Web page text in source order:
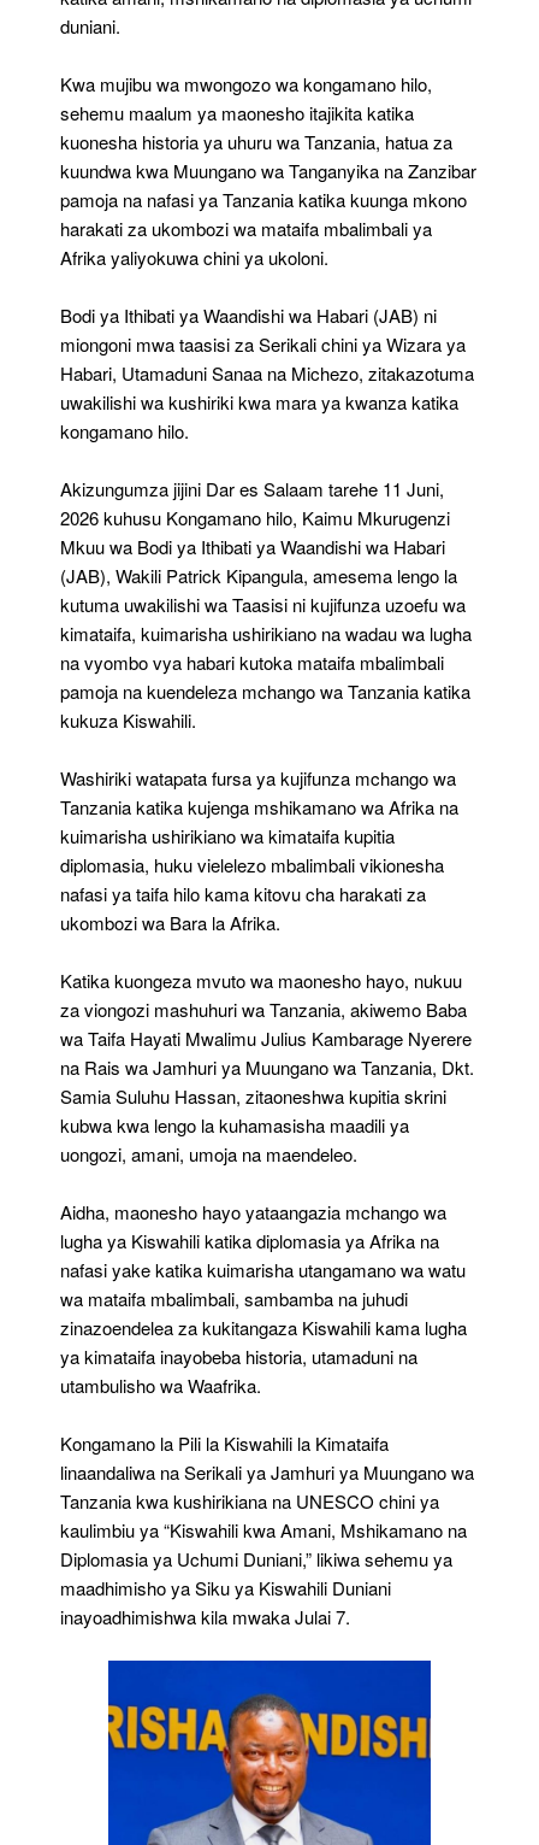
duniani.
Kwa mujibu wa mwongozo wa kongamano hilo,
sehemu maalum ya maonesho itajikita katika
kuonesha historia ya uhuru wa Tanzania, hatua za
kuundwa kwa Muungano wa Tanganyika na Zanzibar
pamoja na nafasi ya Tanzania katika kuunga mkono
harakati za ukombozi wa mataifa mbalimbali ya
Afrika yaliyokuwa chini ya ukoloni.
Bodi ya Ithibati ya Waandishi wa Habari (JAB) ni
miongoni mwa taasisi za Serikali chini ya Wizara ya
Habari, Utamaduni Sanaa na Michezo, zitakazotuma
uwakilishi wa kushiriki kwa mara ya kwanza katika
kongamano hilo.
Akizungumza jijini Dar es Salaam tarehe 11 Juni,
2026 kuhusu Kongamano hilo, Kaimu Mkurugenzi
Mkuu wa Bodi ya Ithibati ya Waandishi wa Habari
(JAB), Wakili Patrick Kipangula, amesema lengo la
kutuma uwakilishi wa Taasisi ni kujifunza uzoefu wa
kimataifa, kuimarisha ushirikiano na wadau wa lugha
na vyombo vya habari kutoka mataifa mbalimbali
pamoja na kuendeleza mchango wa Tanzania katika
kukuza Kiswahili.
Washiriki watapata fursa ya kujifunza mchango wa
Tanzania katika kujenga mshikamano wa Afrika na
kuimarisha ushirikiano wa kimataifa kupitia
diplomasia, huku vielelezo mbalimbali vikionesha
nafasi ya taifa hilo kama kitovu cha harakati za
ukombozi wa Bara la Afrika.
Katika kuongeza mvuto wa maonesho hayo, nukuu
za viongozi mashuhuri wa Tanzania, akiwemo Baba
wa Taifa Hayati Mwalimu Julius Kambarage Nyerere
na Rais wa Jamhuri ya Muungano wa Tanzania, Dkt.
Samia Suluhu Hassan, zitaoneshwa kupitia skrini
kubwa kwa lengo la kuhamasisha maadili ya
uongozi, amani, umoja na maendeleo.
Aidha, maonesho hayo yataangazia mchango wa
lugha ya Kiswahili katika diplomasia ya Afrika na
nafasi yake katika kuimarisha utangamano wa watu
wa mataifa mbalimbali, sambamba na juhudi
zinazoendelea za kukitangaza Kiswahili kama lugha
ya kimataifa inayobeba historia, utamaduni na
utambulisho wa Waafrika.
Kongamano la Pili la Kiswahili la Kimataifa
linaandaliwa na Serikali ya Jamhuri ya Muungano wa
Tanzania kwa kushirikiana na UNESCO chini ya
kaulimbiu ya “Kiswahili kwa Amani, Mshikamano na
Diplomasia ya Uchumi Duniani,” likiwa sehemu ya
maadhimisho ya Siku ya Kiswahili Duniani
inayoadhimishwa kila mwaka Julai 7.